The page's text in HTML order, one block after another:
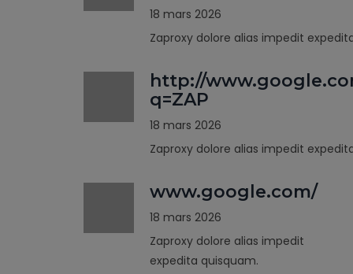
18 mars 2026
Zaproxy dolore alias impedit
http://
q=ZAP
18 mars 2026
Zaproxy dolore alias impedit
www.google.com/
18 mars 2026
Zaproxy dolore alias impedit
expedita quisquam.